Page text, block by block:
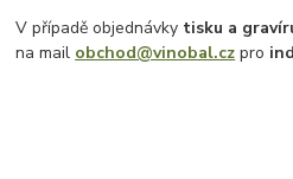
V případě objednávky tisku a
na mail obchod@vinobal.cz pro